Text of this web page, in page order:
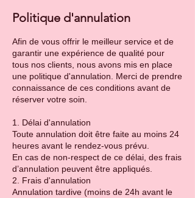
Politique d'annulation
Afin de vous offrir le meilleur service et de
garantir une expérience de qualité pour
tous nos clients, nous avons mis en place
une politique d'annulation. Merci de prendre
connaissance de ces conditions avant de
réserver votre soin.
1. Délai d'annulation
Toute annulation doit être faite au moins 24
heures avant le rendez-vous prévu.
En cas de non-respect de ce délai, des frais
d’annulation peuvent être appliqués.
2. Frais d'annulation
Annulation tardive (moins de 24h avant le